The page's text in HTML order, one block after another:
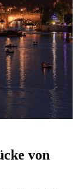
von